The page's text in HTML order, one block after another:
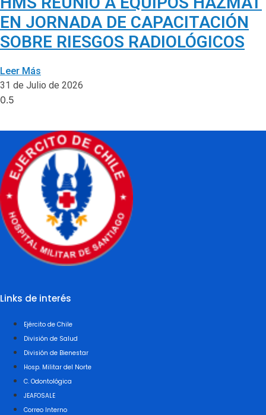
EN JORNADA DE CAPACITACIÓN
SOBRE RIESGOS RADIOLÓGICOS
Leer Más
31 de Julio de 2026
Links de interés
Ejército de Chile
División de Salud
División de Bienestar
Hosp. Militar del Norte
C. Odontológica
JEAFOSALE
Correo Interno